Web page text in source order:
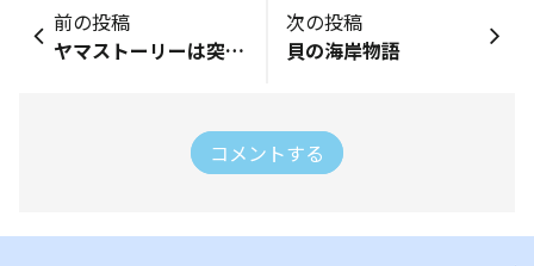
前の投稿
ヤマストーリーは突然に・・・・
次の投稿
貝の海岸物語
コメントする